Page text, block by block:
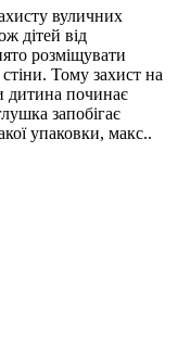
вуличних
дітей від
розміщувати
Тому захист на
дитина починає
запобігає
упаковки, макс..